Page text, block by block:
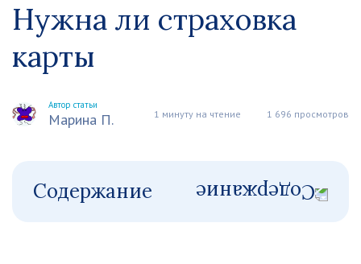
Нужна ли страховка
карты
Автор статьи
Марина П. 1 минуту на чтение 1 696 просмотров
Содержание